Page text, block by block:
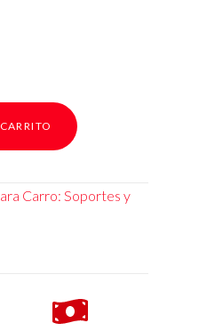
Carro: Soportes y